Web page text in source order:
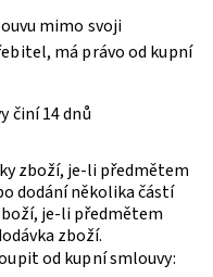
mimo svoji
má právo od kupní
činí 14 dnů
zboží, je-li předmětem
dodání několika částí
je-li předmětem
zboží.
od kupní smlouvy: